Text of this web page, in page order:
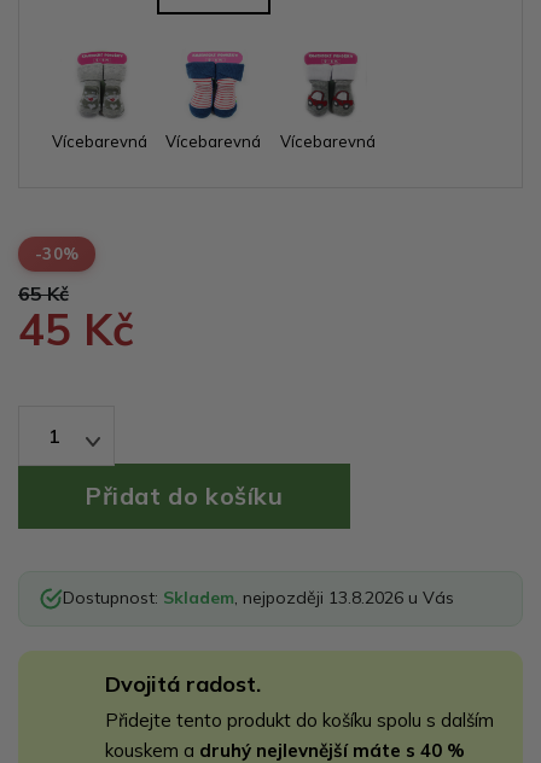
Vícebarevná Vícebarevná Vícebarevná
-30%
65 Kč
45 Kč
1
Dostupnost: Skladem, nejpozději 13.8.2026 u Vás
Dvojitá radost.
Přidejte tento produkt do košíku spolu s dalším
kouskem a druhý nejlevnější máte s 40 %